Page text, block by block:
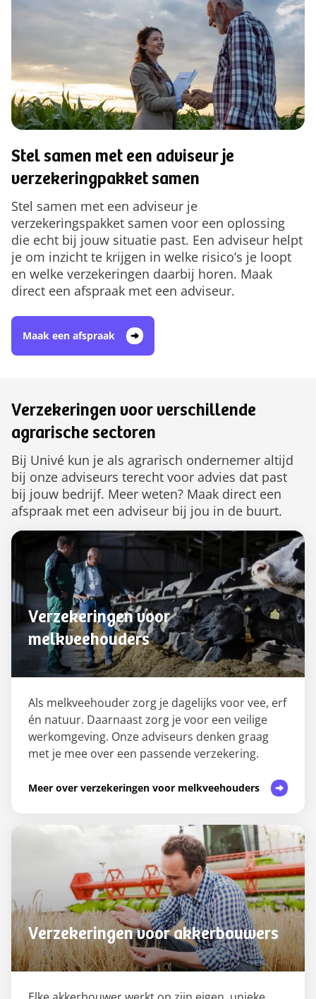
Stel samen met een adviseur je
verzekeringpakket samen
Stel samen met een adviseur je
verzekeringspakket samen voor een oplossing
die echt bij jouw situatie past. Een adviseur helpt
je om inzicht te krijgen in welke risico’s je loopt
en welke verzekeringen daarbij horen. Maak
direct een afspraak met een adviseur.
Maak een afspraak
Verzekeringen voor verschillende
agrarische sectoren
Bij Univé kun je als agrarisch ondernemer altijd
bij onze adviseurs terecht voor advies dat past
bij jouw bedrijf. Meer weten? Maak direct een
afspraak met een adviseur bij jou in de buurt.
Verzekeringen voor
melkveehouders
Als melkveehouder zorg je dagelijks voor vee, erf
én natuur. Daarnaast zorg je voor een veilige
werkomgeving. Onze adviseurs denken graag
met je mee over een passende verzekering.
Meer over verzekeringen voor melkveehouders
Verzekeringen voor akkerbouwers